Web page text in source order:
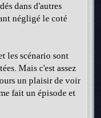
dans d'autres
négligé le coté
les scénario sont
Mais c'est assez
un plaisir de voir
fait un épisode et